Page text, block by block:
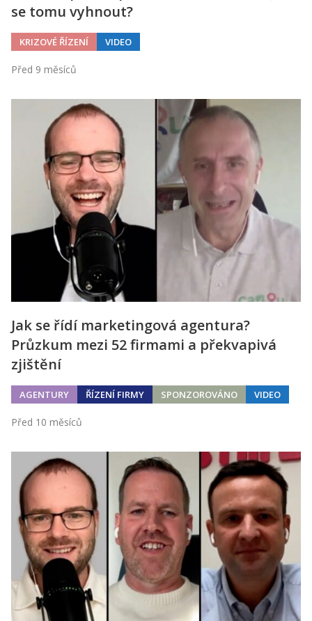
se tomu vyhnout?
KRIZOVÉ ŘÍZENÍ VIDEO
Před 9 měsíců
Jak se řídí marketingová agentura?
Průzkum mezi 52 firmami a překvapivá
zjištění
AGENTURY ŘÍZENÍ FIRMY SPONZOROVÁNO VIDEO
Před 10 měsíců